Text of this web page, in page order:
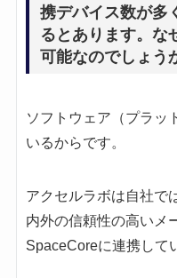
携デバイス数が多
るとあります。な
可能なのでしょう
ソフトウェア（プラッ
いるからです。
アクセルラボは自社で
内外の信頼性の高いメ
SpaceCoreに連携して